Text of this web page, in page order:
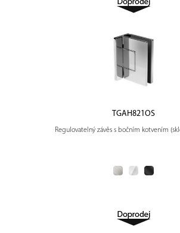
TGAH821OS
Regulovatelný závěs s bočním kotvením